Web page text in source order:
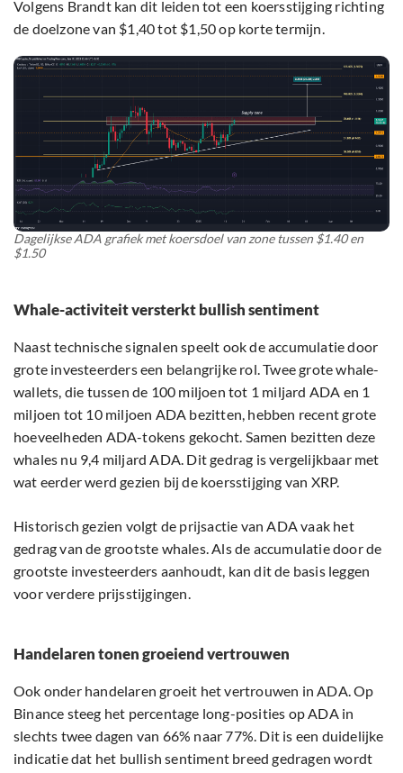
Volgens Brandt kan dit leiden tot een koersstijging richting
de doelzone van $1,40 tot $1,50 op korte termijn.
Dagelijkse ADA grafiek met koersdoel van zone tussen $1.40 en
$1.50
Whale-activiteit versterkt bullish sentiment
Naast technische signalen speelt ook de accumulatie door
grote investeerders een belangrijke rol. Twee grote whale-
wallets, die tussen de 100 miljoen tot 1 miljard ADA en 1
miljoen tot 10 miljoen ADA bezitten, hebben recent grote
hoeveelheden ADA-tokens gekocht. Samen bezitten deze
whales nu 9,4 miljard ADA. Dit gedrag is vergelijkbaar met
wat eerder werd gezien bij de koersstijging van XRP.
Historisch gezien volgt de prijsactie van ADA vaak het
gedrag van de grootste whales. Als de accumulatie door de
grootste investeerders aanhoudt, kan dit de basis leggen
voor verdere prijsstijgingen.
Handelaren tonen groeiend vertrouwen
Ook onder handelaren groeit het vertrouwen in ADA. Op
Binance steeg het percentage long-posities op ADA in
slechts twee dagen van 66% naar 77%. Dit is een duidelijke
indicatie dat het bullish sentiment breed gedragen wordt